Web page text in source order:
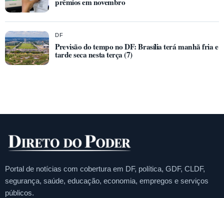
prêmios em novembro
DF
Previsão do tempo no DF: Brasília terá manhã fria e
tarde seca nesta terça (7)
Portal de notícias com cobertura em DF, política, GDF, CLDF,
segurança, saúde, educação, economia, empregos e serviços
públicos.